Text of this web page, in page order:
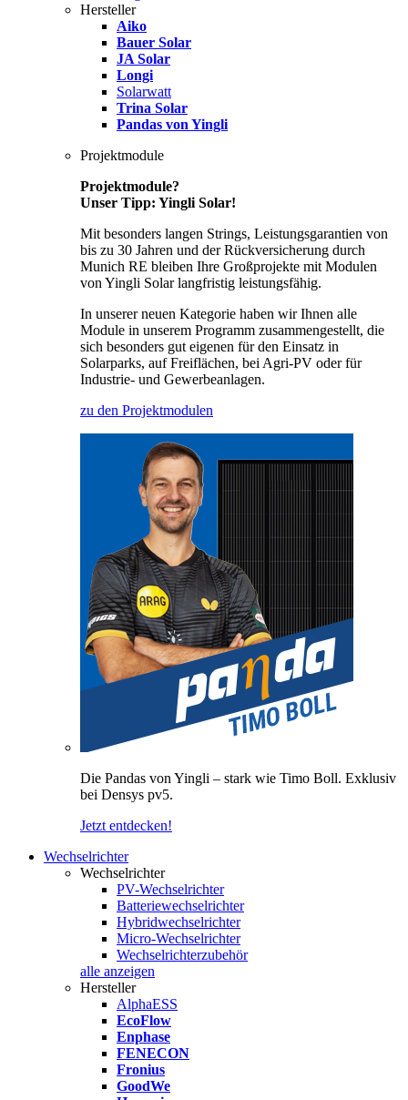
Hersteller
Aiko
Bauer Solar
JA Solar
Longi
Solarwatt
Trina Solar
Pandas von Yingli
Projektmodule
Projektmodule?
Unser Tipp: Yingli Solar!
Mit besonders langen Strings, Leistungsgarantien von
bis zu 30 Jahren und der Rückversicherung durch
Munich RE bleiben Ihre Großprojekte mit Modulen
von Yingli Solar langfristig leistungsfähig.
In unserer neuen Kategorie haben wir Ihnen alle
Module in unserem Programm zusammengestellt, die
sich besonders gut eigenen für den Einsatz in
Solarparks, auf Freiflächen, bei Agri-PV oder für
Industrie- und Gewerbeanlagen.
zu den Projektmodulen
Die Pandas von Yingli – stark wie Timo Boll. Exklusiv
bei Densys pv5.
Jetzt entdecken!
Wechselrichter
Wechselrichter
PV-Wechselrichter
Batteriewechselrichter
Hybridwechselrichter
Micro-Wechselrichter
Wechselrichterzubehör
alle anzeigen
Hersteller
AlphaESS
EcoFlow
Enphase
FENECON
Fronius
GoodWe